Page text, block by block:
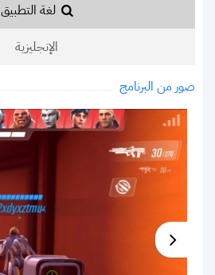
لغة التطبيق
الإنجليزية
صور من البرنامج